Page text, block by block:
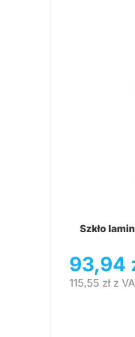
Szkło
93,94
115,55 zł z